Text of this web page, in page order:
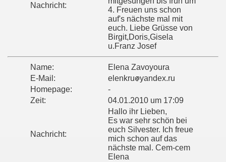
Nachricht:
4. Freuen uns schon
auf's nächste mal mit
euch. Liebe Grüsse von
Birgit,Doris,Gisela
u.Franz Josef
Name:
Elena Zavoyoura
E-Mail:
elenkru
yandex.ru
Homepage:
-
Zeit:
04.01.2010 um 17:09
Nachricht:
Hallo ihr Lieben,
Es war sehr schön bei
euch Silvester. Ich freue
mich schon auf das
nächste mal. Cem-cem
Elena